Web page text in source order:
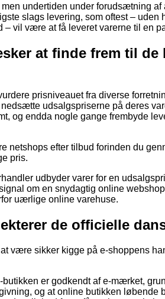
undertiden under forudsætning af
slags levering, som oftest – uden
vil være at få leveret varerne til en
at finde frem til de
prisniveauet fra diverse
udsalgspriserne på deres
og endda nogle gange frembyde
netshops efter tilbud forinden du
pris.
udbyder varer for en
om en snydagtig online
uærlige online varehuse.
de officielle
være sikker kigge på e-shoppens
er godkendt af e-mærket,
og at online butikken løbende